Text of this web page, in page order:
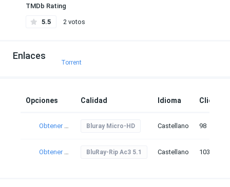
TMDb Rating
5.5 2 votos
Enlaces
Torrent
Opciones Calidad Idioma Clicks
Obtener torrent Bluray Micro-HD Castellano 98
Obtener torrent BluRay-Rip Ac3 5.1 Castellano 103